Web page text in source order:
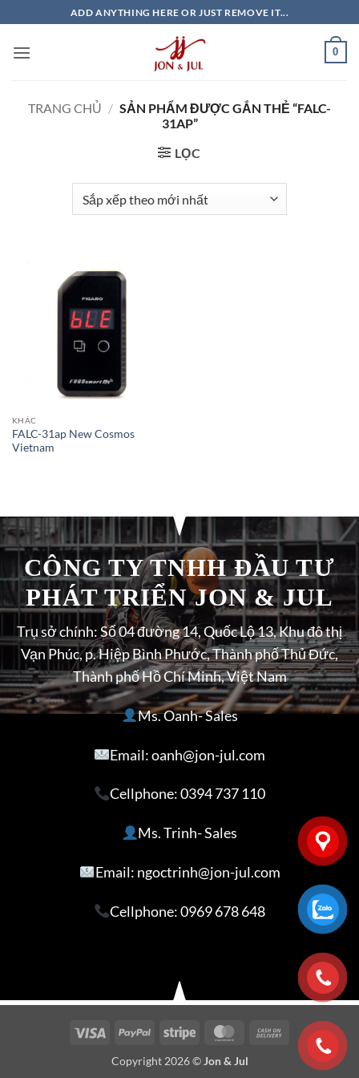
qua
nội
ADD ANYTHING HERE OR JUST REMOVE IT...
0
TRANG CHỦ / SẢN PHẨM ĐƯỢC GẮN THẺ “FALC-
31AP”
LỌC
KHÁC
FALC-31ap New Cosmos
Vietnam
CÔNG TY TNHH ĐẦU TƯ
PHÁT TRIỂN JON & JUL
Trụ sở chính: Số 04 đường 14, Quốc Lộ 13, Khu đô thị
Vạn Phúc, p. Hiệp Bình Phước, Thành phố Thủ Đức,
Thành phố Hồ Chí Minh, Việt Nam
Ms. Oanh- Sales
Email: oanh@jon-jul.com
Cellphone:0394 737 110
Ms. Trinh- Sales
Email: ngoctrinh@jon-jul.com
Cellphone:0969 678 648
Visa PayPal Stripe MasterCardCash
On
Delivery
Copyright 2026 © Jon & Jul